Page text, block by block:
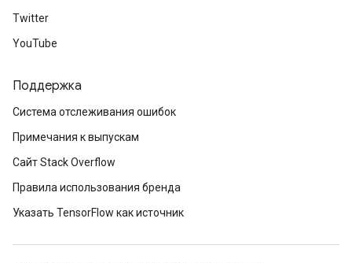
Twitter
YouTube
Поддержка
Система отслеживания ошибок
Примечания к выпускам
Сайт Stack Overflow
Правила использования бренда
Указать TensorFlow как источник